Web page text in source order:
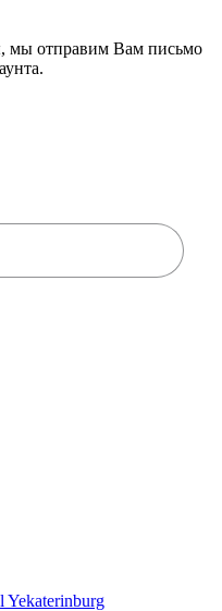
мы отправим Вам письмо
Yekaterinburg